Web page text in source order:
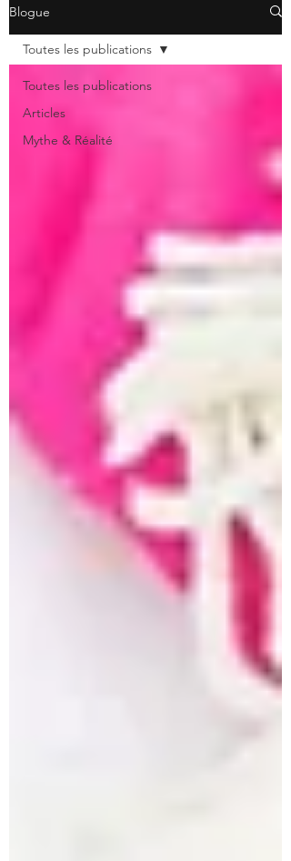
Blogue
Toutes les publications
Articles
Mythe & Réalité
Toutes les publications